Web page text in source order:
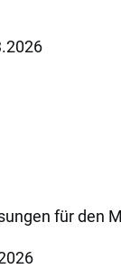
für den